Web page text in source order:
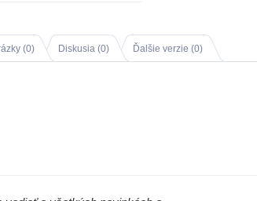
(0) Diskusia (0) Ďalšie verzie (0)